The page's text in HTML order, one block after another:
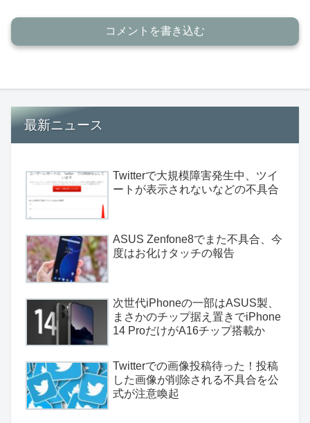
コメントを書き込む
最新ニュース
Twitterで大規模障害発生中、ツイ
ートが表示されないなどの不具合
ASUS Zenfone8でまた不具合、今
度はお化けタッチの報告
次世代iPhoneの一部はASUS製、
まさかのチップ据え置きでiPhone
14 ProだけがA16チップ搭載か
Twitterでの画像投稿待った！投稿
した画像が削除される不具合を公
式が注意喚起